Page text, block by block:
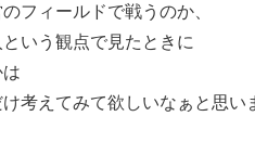
フィールドで戦うのか、
いう観点で見たときに
考えてみて欲しいなぁと思い